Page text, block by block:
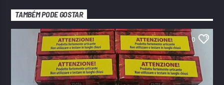
TAMBÉM PODE GOSTAR
0